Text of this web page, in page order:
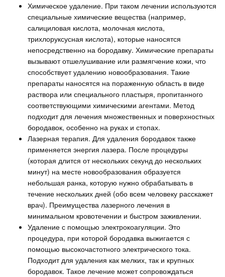
Химическое удаление. При таком лечении используются
специальные химические вещества (например,
салициловая кислота, молочная кислота,
трихлоруксусная кислота), которые наносятся
непосредственно на бородавку. Химические препараты
вызывают отшелушивание или размягчение кожи, что
способствует удалению новообразования. Такие
препараты наносятся на пораженную область в виде
раствора или специального пластыря, пропитанного
соответствующими химическими агентами. Метод
подходит для лечения множественных и поверхностных
бородавок, особенно на руках и стопах.
Лазерная терапия. Для удаления бородавок также
применяется энергия лазера. После процедуры
(которая длится от нескольких секунд до нескольких
минут) на месте новообразования образуется
небольшая ранка, которую нужно обрабатывать в
течение нескольких дней (обо всем человеку расскажет
врач). Преимущества лазерного лечения в
минимальном кровотечении и быстром заживлении.
Удаление с помощью электрокоагуляции. Это
процедура, при которой бородавка выжигается с
помощью высокочастотного электрического тока.
Подходит для удаления как мелких, так и крупных
бородавок. Такое лечение может сопровождаться